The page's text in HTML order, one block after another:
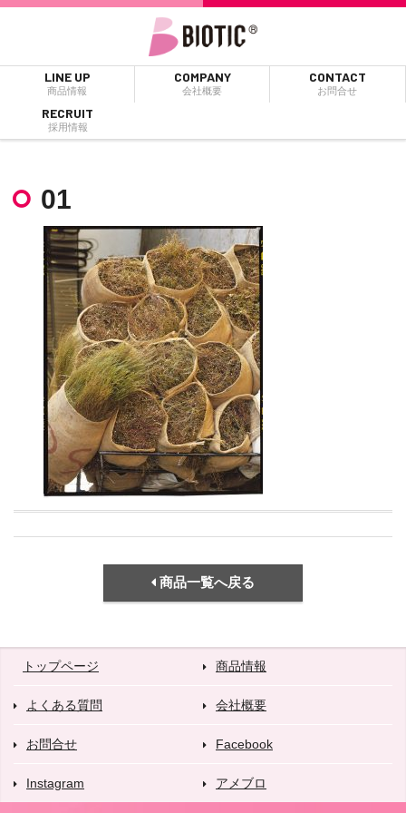
LINE UP
商品情報
COMPANY
会社概要
CONTACT
お問合せ
RECRUIT
採用情報
01
商品一覧へ戻る
トップページ 商品情報
よくある質問 会社概要
お問合せ Facebook
Instagram アメブロ